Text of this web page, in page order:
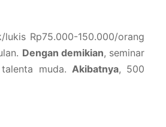
Rp75.000-150.000/orang
Dengan demikian, seminar
muda. Akibatnya, 500